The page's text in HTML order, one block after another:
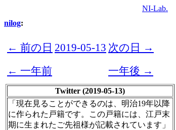
NI-Lab.
nilog:
← 前の日 2019-05-13 次の日 →
← 一年前
一年後 →
Twitter (2019-05-13)
「現在見ることができるのは、明治19年以降
に作られた戸籍です。この戸籍には、江戸末
期に生まれたご先祖様が記載されています」